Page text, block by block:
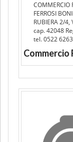
COMMERCIO
FERROSI
RUBIERA 2/
cap. 42048
tel. 0522
Commercio